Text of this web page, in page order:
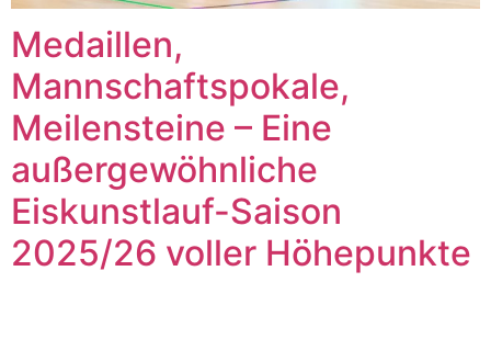
Medaillen,
Mannschaftspokale,
Meilensteine – Eine
außergewöhnliche
Eiskunstlauf-Saison
2025/26 voller Höhepunkte